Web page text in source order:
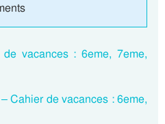
vacances : 6eme, 7eme,
Cahier de vacances : 6eme,